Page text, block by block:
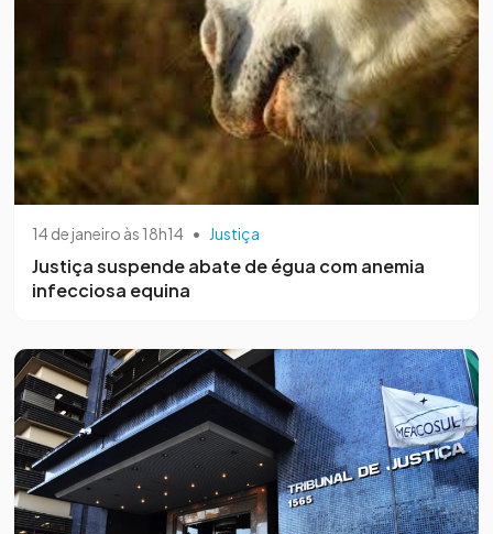
14 de janeiro às 18h14 • Justiça
Justiça suspende abate de égua com anemia
infecciosa equina